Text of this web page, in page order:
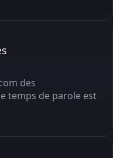
des
temps de parole est